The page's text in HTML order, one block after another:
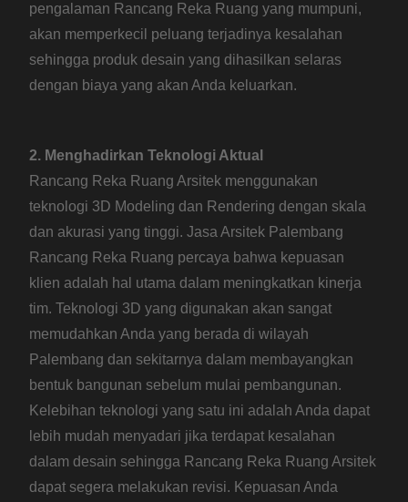
pengalaman Rancang Reka Ruang yang mumpuni,
akan memperkecil peluang terjadinya kesalahan
sehingga produk desain yang dihasilkan selaras
dengan biaya yang akan Anda keluarkan.
2. Menghadirkan Teknologi Aktual
Rancang Reka Ruang Arsitek menggunakan
teknologi 3D Modeling dan Rendering dengan skala
dan akurasi yang tinggi. Jasa Arsitek Palembang
Rancang Reka Ruang percaya bahwa kepuasan
klien adalah hal utama dalam meningkatkan kinerja
tim. Teknologi 3D yang digunakan akan sangat
memudahkan Anda yang berada di wilayah
Palembang dan sekitarnya dalam membayangkan
bentuk bangunan sebelum mulai pembangunan.
Kelebihan teknologi yang satu ini adalah Anda dapat
lebih mudah menyadari jika terdapat kesalahan
dalam desain sehingga Rancang Reka Ruang Arsitek
dapat segera melakukan revisi. Kepuasan Anda